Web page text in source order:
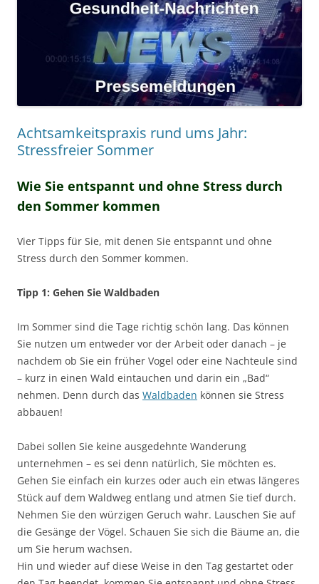
Achtsamkeitspraxis rund ums Jahr:
Stressfreier Sommer
Wie Sie entspannt und ohne Stress durch
den Sommer kommen
Vier Tipps für Sie, mit denen Sie entspannt und ohne
Stress durch den Sommer kommen.
Tipp 1: Gehen Sie Waldbaden
Im Sommer sind die Tage richtig schön lang. Das können
Sie nutzen um entweder vor der Arbeit oder danach – je
nachdem ob Sie ein früher Vogel oder eine Nachteule sind
– kurz in einen Wald eintauchen und darin ein „Bad“
nehmen. Denn durch das Waldbaden können sie Stress
abbauen!
Dabei sollen Sie keine ausgedehnte Wanderung
unternehmen – es sei denn natürlich, Sie möchten es.
Gehen Sie einfach ein kurzes oder auch ein etwas längeres
Stück auf dem Waldweg entlang und atmen Sie tief durch.
Nehmen Sie den würzigen Geruch wahr. Lauschen Sie auf
die Gesänge der Vögel. Schauen Sie sich die Bäume an, die
um Sie herum wachsen.
Hin und wieder auf diese Weise in den Tag gestartet oder